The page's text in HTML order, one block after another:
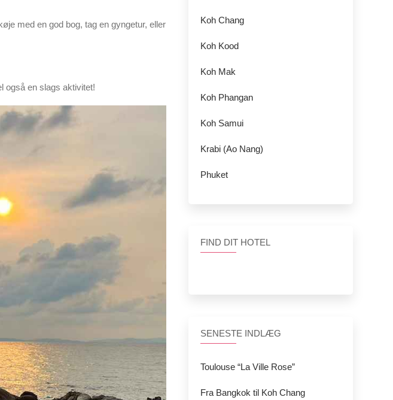
med en god bog, tag en gyngetur, eller
også en slags aktivitet!
Koh Chang
Koh Kood
Koh Mak
Koh Phangan
Koh Samui
Krabi (Ao Nang)
Phuket
FIND DIT HOTEL
SENESTE INDLÆG
Toulouse “La Ville Rose”
Fra Bangkok til Koh Chang